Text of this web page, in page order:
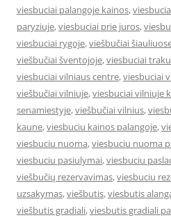
viesbuciai palangoje kainos,
paryziuje,viesbuciai prie juros,
viesbuciai rygoje,viešbučiai
viešbučiai šventojoje,viesbuciai
viesbuciai vilniaus centre,viesbuciai
viešbučiai vilniuje,viesbuciai vilniuje
senamiestyje,viešbučiai vilnius,
kaune,viesbuciu kainos palangoje,
viesbuciu nuoma,viesbuciu nuoma
viesbuciu pasiulymai,viesbuciu
viešbučių rezervavimas,viesbuciu
uzsakymas,viešbutis,viesbutis
viešbutis gradiali,viesbutis gradiali